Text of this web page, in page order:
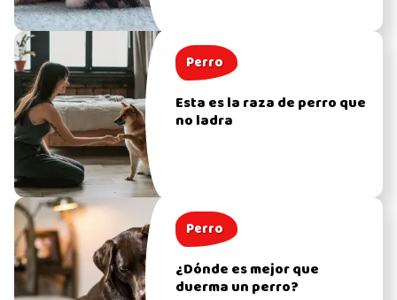
Perro
Esta es la raza de perro que
no ladra
Perro
¿Dónde es mejor que
duerma un perro?